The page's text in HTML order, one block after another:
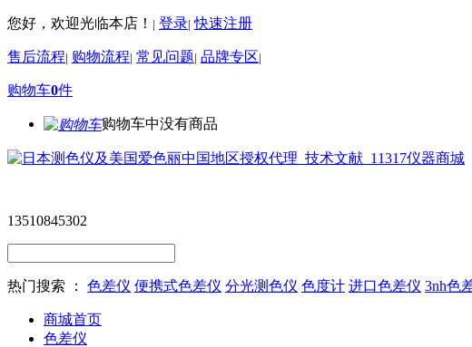
您好，欢迎光临本店！ | 登录| 快速注册
售后流程| 购物流程| 常见问题| 品牌专区|
购物车0件
购物车中没有商品
13510845302
热门搜索 ： 色差仪 便携式色差仪 分光测色仪 色度计 进口色差仪 3nh色
商城首页
色差仪